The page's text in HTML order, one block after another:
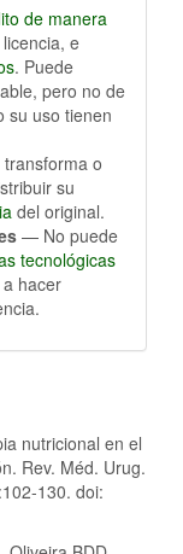
de manera
e
. Puede
pero no de
su uso tienen
o
su
del original.
— No puede
tecnológicas
hacer
nutricional en el
Rev. Méd. Urug.
130. doi: